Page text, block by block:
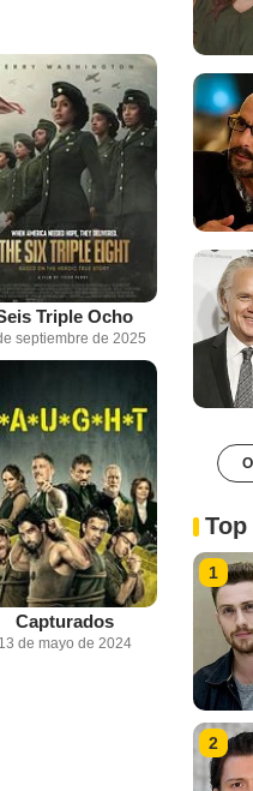
Triple Ocho
septiembre de 2025
Capturados
13 de mayo de 2024
1
2